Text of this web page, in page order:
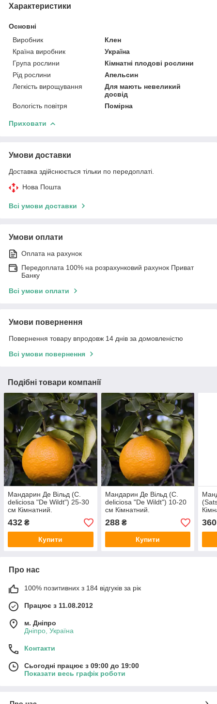
Характеристики
Основні
Виробник
Клен
Країна виробник
Україна
Група рослини
Кімнатні плодові рослини
Рід рослини
Апельсин
Легкість вирощування
Для мають невеликий
досвід
Вологість повітря
Помірна
Приховати
Умови доставки
Доставка здійснюється тільки по передоплаті.
Нова Пошта
Всі умови доставки
Умови оплати
Оплата на рахунок
Передоплата 100% на розрахунковий рахунок Приват
Банку
Всі умови оплати
Умови повернення
Повернення товару впродовж 14 днів за домовленістю
Всі умови повернення
Подібні товари компанії
Мандарин Де Вільд (C.
deliciosa "De Wildt") 25-30
см Кімнатний.
432 ₴
Купити
Мандарин Де Вільд (C.
deliciosa "De Wildt") 10-20
см Кімнатний.
288₴
Купити
360
Про нас
100% позитивних з 184 відгуків за рік
Працює з 11.08.2012
м. Дніпро
Дніпро, Україна
Контакти
Сьогодні працює з 09:00 до 19:00
Показати весь графік роботи